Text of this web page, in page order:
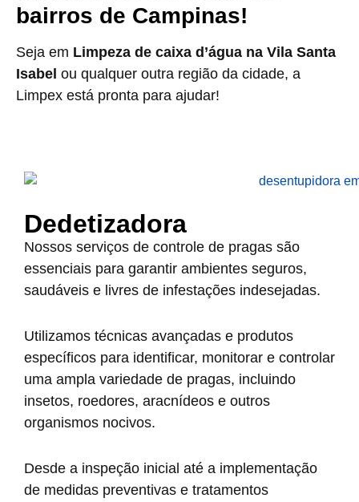
bairros de Campinas!
Seja em Limpeza de caixa d’água na Vila Santa
Isabel ou qualquer outra região da cidade, a
Limpex está pronta para ajudar!
Dedetizadora
Nossos serviços de controle de pragas são
essenciais para garantir ambientes seguros,
saudáveis e livres de infestações indesejadas.
Utilizamos técnicas avançadas e produtos
específicos para identificar, monitorar e controlar
uma ampla variedade de pragas, incluindo
insetos, roedores, aracnídeos e outros
organismos nocivos.
Desde a inspeção inicial até a implementação
de medidas preventivas e tratamentos